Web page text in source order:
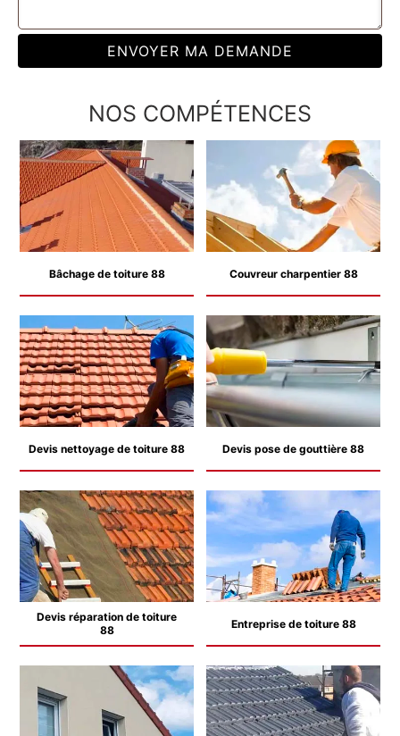
NOS COMPÉTENCES
Bâchage de toiture 88 Couvreur charpentier 88
Devis nettoyage de toiture 88 Devis pose de gouttière 88
Devis réparation de toiture
88
Entreprise de toiture 88